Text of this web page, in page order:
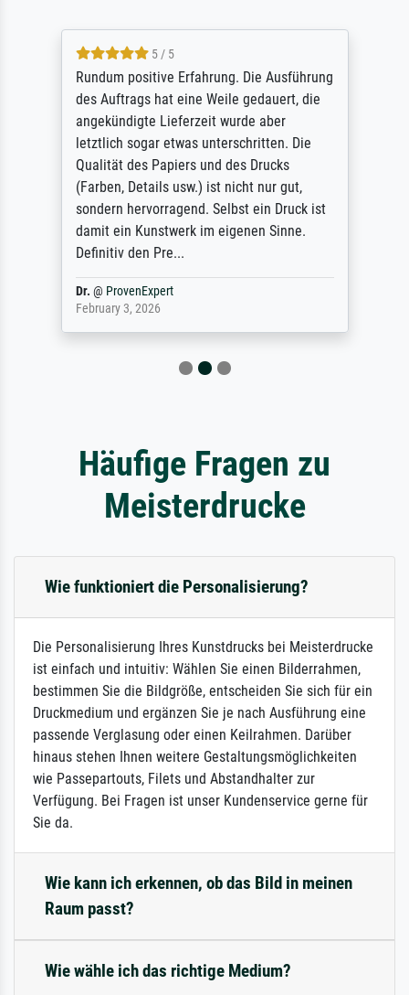
5 / 5
Rundum positive Erfahrung. Die Ausführung
des Auftrags hat eine Weile gedauert, die
angekündigte Lieferzeit wurde aber
letztlich sogar etwas unterschritten. Die
Qualität des Papiers und des Drucks
(Farben, Details usw.) ist nicht nur gut,
sondern hervorragend. Selbst ein Druck ist
damit ein Kunstwerk im eigenen Sinne.
Definitiv den Pre...
Dr. @ ProvenExpert
February 3, 2026
Häufige Fragen zu
Meisterdrucke
Wie funktioniert die Personalisierung?
Die Personalisierung Ihres Kunstdrucks bei Meisterdrucke
ist einfach und intuitiv: Wählen Sie einen Bilderrahmen,
bestimmen Sie die Bildgröße, entscheiden Sie sich für ein
Druckmedium und ergänzen Sie je nach Ausführung eine
passende Verglasung oder einen Keilrahmen. Darüber
hinaus stehen Ihnen weitere Gestaltungsmöglichkeiten
wie Passepartouts, Filets und Abstandhalter zur
Verfügung. Bei Fragen ist unser Kundenservice gerne für
Sie da.
Wie kann ich erkennen, ob das Bild in meinen
Raum passt?
Wie wähle ich das richtige Medium?